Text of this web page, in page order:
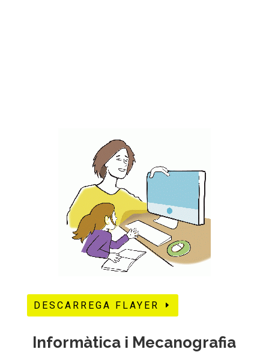
DESCARREGA FLAYER
Informàtica i Mecanografia